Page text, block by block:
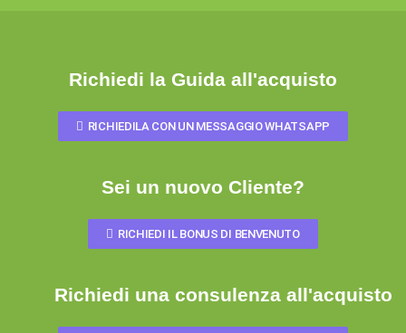
Richiedi la Guida all'acquisto
RICHIEDILA CON UN MESSAGGIO WHATSAPP
Sei un nuovo Cliente?
RICHIEDI IL BONUS DI BENVENUTO
Richiedi una consulenza all'acquisto